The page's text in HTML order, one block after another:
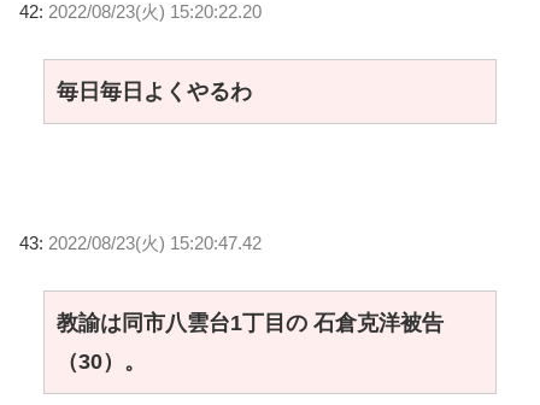
42: 2022/08/23(火) 15:20:22.20
毎日毎日よくやるわ
43: 2022/08/23(火) 15:20:47.42
教諭は同市八雲台1丁目の 石倉克洋被告
（30）。